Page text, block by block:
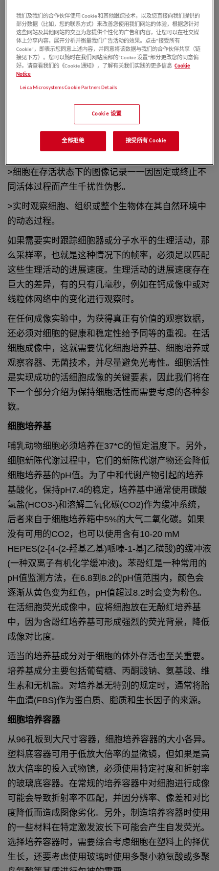
活细胞成像简介
活细胞成像是指主要用于捕获活体、活动状态的细胞
图像的技术，得到的细胞图像
也可以是延时系列图像。随着电子、数据处理、光学
标记技术的进步，活细胞成像技术的功能更为
低、更易于使用，因此近些年来它的应
也显著提升。
活细胞成像的技术应用大致可以分为两类:
>细胞在存活状态下的图像记录一一因固定或终止不
同活体过程而产生千扰性伪影。
>实时观察细胞、组织或整个生物体在其自然环境中
的动态过程。
如果需要实时跟踪细胞器或分子水平的生理活动，那
么采样率，也就是这种情况下的帧率，必须足以匹配
这些生理活动的进展速度。生理活动的进展速度存在
巨大的差异，有的只有几毫秒，例如在钙成像中或对
线粒体网 络中的变化进行观察时。
在任何成像实验中，为获得真正有价值的观察数据，
还必须对细胞的健康和稳定性给予同等的重视。在活
细胞成像中，这就需要优化细胞培养基、 细胞培养或
观察容器、无菌技术，并尽量避免光毒性。细胞活性
是实现成功的活细胞成像的关键要素，因此我们将在
下一个部分介绍为保持细胞活性而需要考虑的各种参
数。
细胞培养基
哺乳动物细胞必须培养在37*C的恒定温度下。另外，
细胞新陈代谢过程中，它们的新陈代谢产物还会降低
细胞培养基的pH值。为了中和代谢产物引起的培养
基酸化，保持pH7.4的稳定，培养基中通常使用碳酸
氢盐(HCO3-)和溶解二氧化碳(CO2)作为缓冲系统，
后者来自于细胞培养箱中5%的大气二氧化碳。如果
没有可用的CO2，也可以使用 含有10-20 mM
HEPES(2-[4-(2-羟基乙基)哌嗪-1-基]乙磺酸)的缓冲液
(一种双离子有机化学缓冲液)。苯酚红是一种常用的
pH值监测方法，在6.8到8.2的pH值范围内，颜色会
逐渐从黄色变为红色，pH值超过8.2时会变为粉色。
在活细胞荧光成像中，应将细胞放在无酚红培养基
中，因为含酚红培养基可形成强烈的荧光背景，降低
成像对比度。
适当的培养基成分对于细胞的体外存活也至关重要。
培养基成分主要包括葡萄糖、丙酮 酸钠、氨基酸、维
生素和无机盐。对培养基无特别的规定时，通常将胎
牛血清(FBS)作为蛋白质、脂质和生长因子的来源。
细胞培养容器
从96孔板到大尺寸容器，细胞培养容器的大小各异。
塑料底容器可用于低放大倍率的显微镜，但如果是高
放大倍率的投入式物镜，必须使用特定衬度和折射率
的玻璃底容器。在常规的培养容器中对细胞进行成像
可能会导致折射率不匹配，并因分辨率、像差和对比
度降低而造成图像劣化。另外，制造培养容器时使用
的一些材料在特定激发波长下可能会产生自发荧光。
选择培养容器时，需要综合考虑细胞在塑料上的择优
生长， 还要考虑使用玻璃时使用多聚小赖氨酸或多聚
我们及我们的合作伙伴使用 Cookie 和其他跟踪技术，以及您直接向我们提供的
部分数据（比如，您的联系方式）来改善您使用我们网站的体验，根据您针对
这些网站及其他网站的交互为您提供个性化的广告和内容，让您可以在社交媒
体上分享内容，展开分析并衡量我们广告活动的效果。点击“接受所有
Cookie”，即表示您同意上述内容，并同意将该数据与我们的合作伙伴共享（链
接见下方）。您可以随时在我们网站底部的“Cookie 设置”部分更改您的同意偏
好。请查看我们的《Cookie 通知》，了解有关我们实践的更多信息 Cookie
Notice
Leica Microsystems Cookie Partners Details
Cookie 设置
全部拒绝 接受所有 Cookie